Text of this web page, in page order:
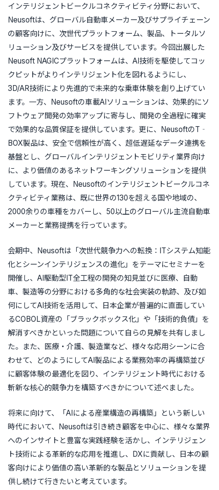
インテリジェントビークルコネクティビティ分野において、
Neusoftは、グローバル自動車メーカー及びサプライチェーン
の顧客向けに、次世代プラットフォーム、製品、トータルソ
リューション及びサービスを提供しています。今回出展した
Neusoft NAGICプラットフォームは、AI技術を駆使してコッ
クピットがよりインテリジェント化を図れるようにし、
3D/AR技術により先進的で未来的な乗車体験を創り上げてい
ます。一方、Neusoftの車載AIソリューションは、効果的にソ
フトウェア開発の効率アップに寄与し、開発の全過程に確実
で効果的な品質保証を提供しています。更に、NeusoftのT‐
BOX製品は、安全で信頼性が高く、超低遅延なデータ連携を
基盤とし、グローバルインテリジェントモビリティ業界向け
に、より価値のあるネットワーキングソリューションを提供
しています。現在、Neusoftのインテリジェントビークルコネ
クティビティ業務は、既に世界の130を超える国や地域の、
2000余りの車種をカバーし、50以上のグローバル主流自動車
メーカーと業務提携を行っています。
会期中、Neusoftは「次世代競争力への転換：ITシステム知能
化とシーンインテリジェンスの進化」をテーマにセミナーを
開催し、AI駆動型IT全工程の開発の知見並びに医療、自動
車、製造等の分野における多角的な社会実装の軌跡、及び如
何にしてAI技術を活用して、日本企業が普遍的に直面してい
るCOBOL資産の「ブラックボックス化」や「技術的負債」を
解消すべきかといった問題について自らの見解を共有しまし
た。また、医療・介護、製造業など、様々な応用シーンに合
わせて、どのようにしてAI製品による業務効率の再構築並び
に顧客体験の最適化を図り、インテリジェント時代における
斬新な核心的競争力を構築すべきかについて述べました。
将来に向けて、「AIによる産業構造の再構築」という新しい
時代において、Neusoftは引き続き顧客を中心に、様々な業界
へのインサイトと豊富な実践経験を活かし、インテリジェン
ト技術による革新的な応用を推進し、DXに貢献し、日本の顧
客向けにより価値の高い革新的な製品とソリューションを提
供し続けて行きたいと考えています。